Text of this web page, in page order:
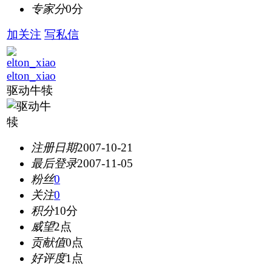
专家分0分
加关注 写私信
elton_xiao
驱动牛犊
注册日期2007-10-21
最后登录2007-11-05
粉丝0
关注0
积分10分
威望2点
贡献值0点
好评度1点